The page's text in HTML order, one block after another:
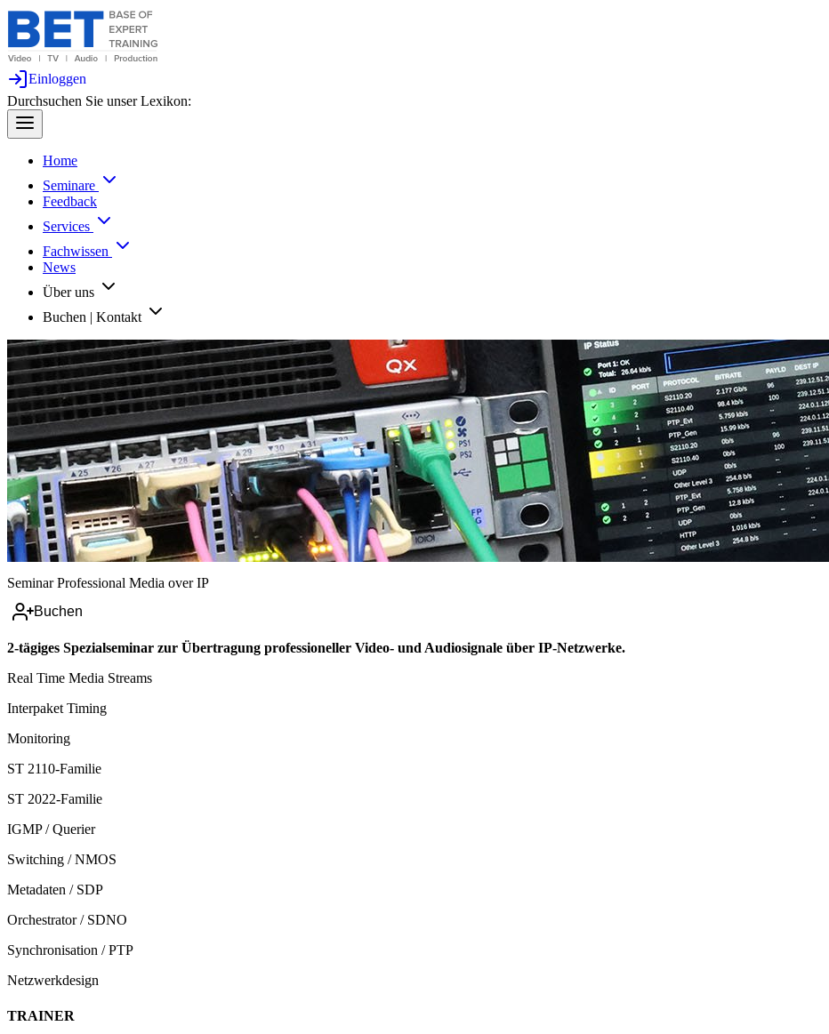
Einloggen
Durchsuchen Sie unser Lexikon:
Home
Seminare
Feedback
Services
Fachwissen
News
Über uns
Buchen | Kontakt
SeminarProfessional Media over IP
Buchen
2-tägiges Spezialseminar zur Übertragung professioneller Video- und Audiosignale über IP-Netzwerke.
Real Time Media Streams
Interpaket Timing
Monitoring
ST 2110-Familie
ST 2022-Familie
IGMP / Querier
Switching / NMOS
Metadaten / SDP
Orchestrator / SDNO
Synchronisation / PTP
Netzwerkdesign
TRAINER